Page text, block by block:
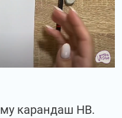
карандаш НВ.